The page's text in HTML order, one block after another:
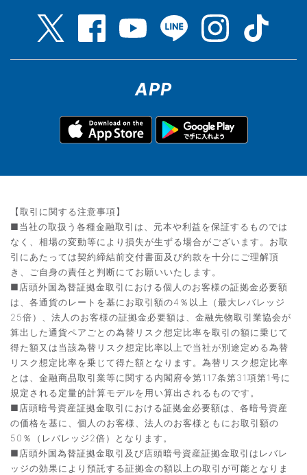
APP
【取引に関する注意事項】
■当社の取扱う各種金融取引は、元本や利益を保証するものでは
なく、相場の変動等により損失が生ずる場合がございます。お取
引にあたっては契約締結前交付書面及び約款を十分にご理解頂
き、ご自身の責任と判断にてお願いいたします。
■店頭外国為替証拠金取引における個人のお客様の証拠金必要額
は、各通貨のレートを基にお取引額の4％以上（最大レバレッジ
25倍）、法人のお客様の証拠金必要額は、金融先物取引業協会が
算出した通貨ペアごとの為替リスク想定比率を取引の額に乗じて
得た額又は当該為替リスク想定比率以上で当社が別途定める為替
リスク想定比率を乗じて得た額となります。為替リスク想定比率
とは、金融商品取引業等に関する内閣府令第117条第31項第1号に
規定される定量的計算モデルを用い算出されるものです。
■店頭暗号資産証拠金取引における証拠金必要額は、各暗号資産
の価格を基に、個人のお客様、法人のお客様ともにお取引額の
50％（レバレッジ2倍）となります。
■店頭外国為替証拠金取引及び店頭暗号資産証拠金取引はレバレ
ッジの効果により預託する証拠金の額以上の取引が可能となりま